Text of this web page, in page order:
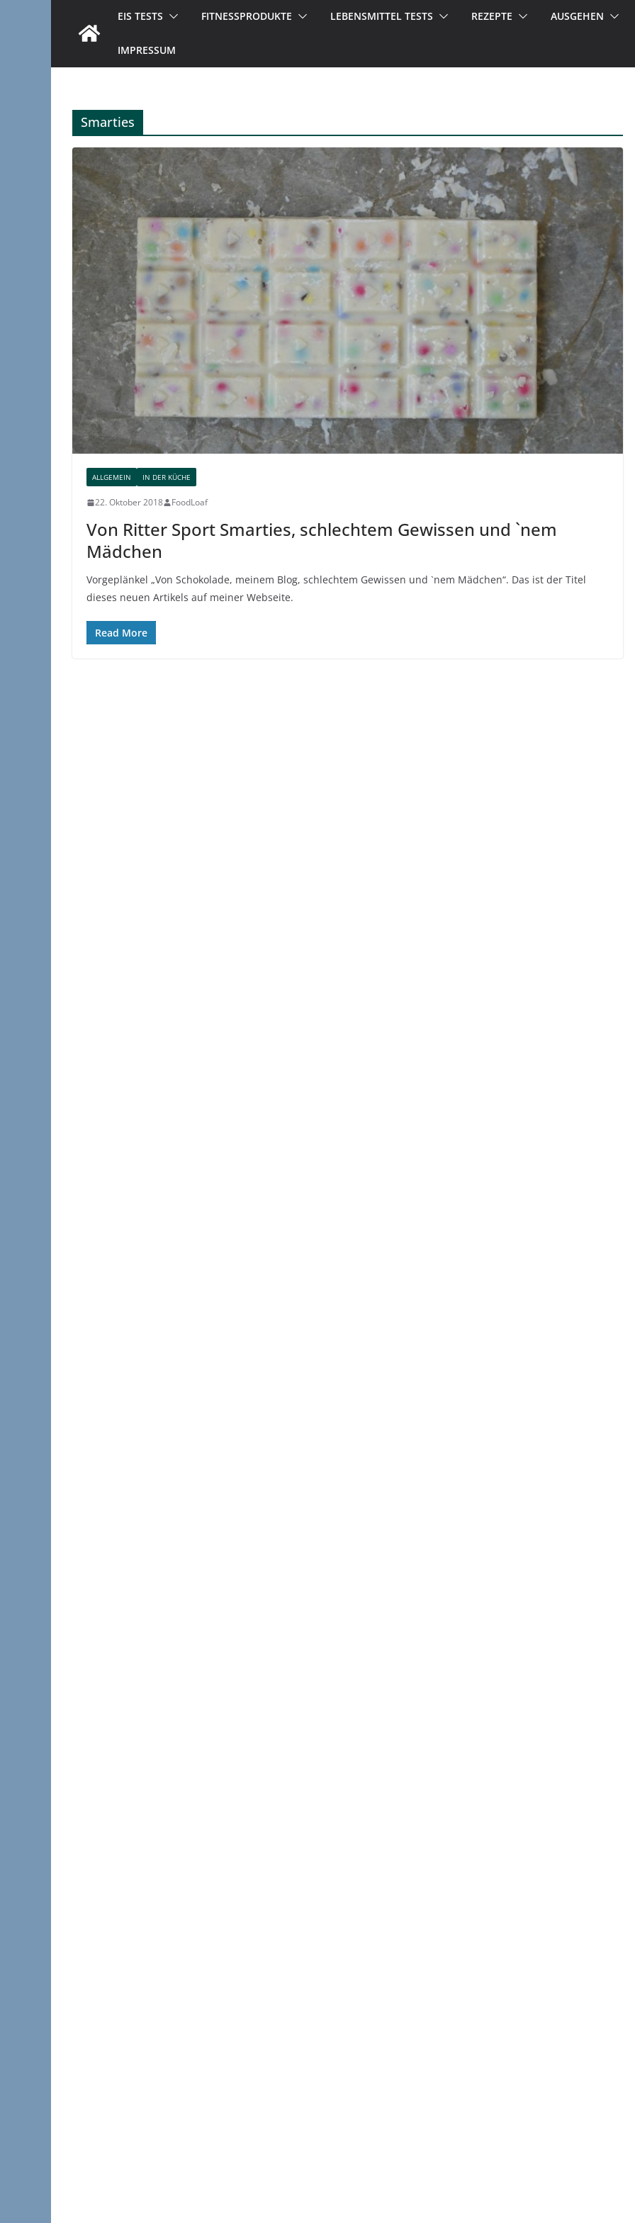
EIS TESTS FITNESSPRODUKTE LEBENSMITTEL TESTS REZEPTE AUSGEHEN
IMPRESSUM
Smarties
ALLGEMEIN IN DER KÜCHE
22. Oktober 2018 FoodLoaf
Von Ritter Sport Smarties, schlechtem Gewissen und `nem
Mädchen
Vorgeplänkel „Von Schokolade, meinem Blog, schlechtem Gewissen und `nem Mädchen“. Das ist der Titel
dieses neuen Artikels auf meiner Webseite.
Read More